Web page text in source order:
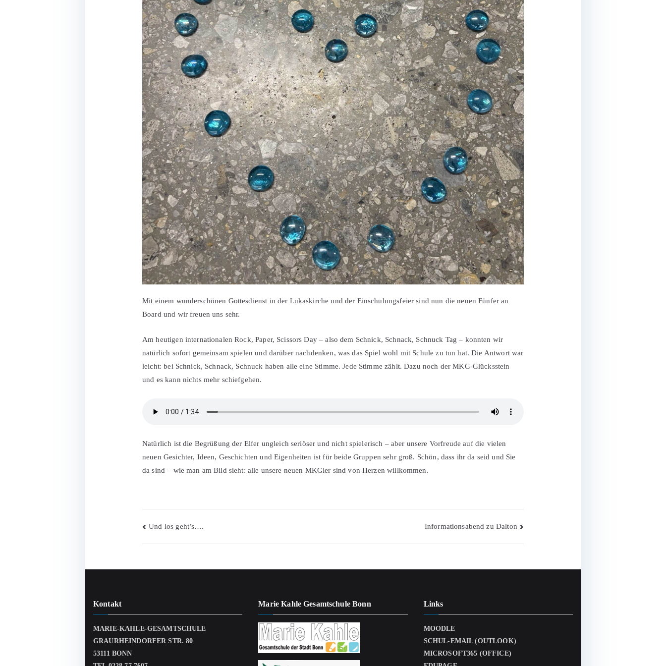
Mit einem wunderschönen Gottesdienst in der Lukaskirche und der Einschulungsfeier sind nun die neuen Fünfer an
Board und wir freuen uns sehr.
Am heutigen internationalen Rock, Paper, Scissors Day – also dem Schnick, Schnack, Schnuck Tag – konnten wir
natürlich sofort gemeinsam spielen und darüber nachdenken, was das Spiel wohl mit Schule zu tun hat. Die Antwort war
leicht: bei Schnick, Schnack, Schnuck haben alle eine Stimme. Jede Stimme zählt. Dazu noch der MKG-Glücksstein
und es kann nichts mehr schiefgehen.
Natürlich ist die Begrüßung der Elfer ungleich seriöser und nicht spielerisch – aber unsere Vorfreude auf die vielen
neuen Gesichter, Ideen, Geschichten und Eigenheiten ist für beide Gruppen sehr groß. Schön, dass ihr da seid und Sie
da sind – wie man am Bild sieht: alle unsere neuen MKGler sind von Herzen willkommen.
Beitragsnavigation
Und los geht’s…. Informationsabend zu Dalton
Kontakt
MARIE-KAHLE-GESAMTSCHULE
GRAURHEINDORFER STR. 80
53111 BONN
Marie Kahle Gesamtschule Bonn Links
MOODLE
SCHUL-EMAIL (OUTLOOK)
MICROSOFT365 (OFFICE)